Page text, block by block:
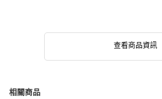
查看商品資訊
相關商品